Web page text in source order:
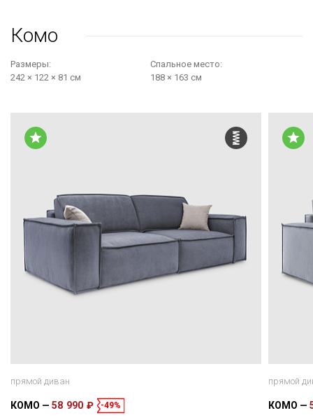
Комо
Размеры:
242 × 122 × 81 см
Cпальное место:
188 × 163 см
прямой диван
КОМО 58 990 ₽ -49%
прямой
КОМО